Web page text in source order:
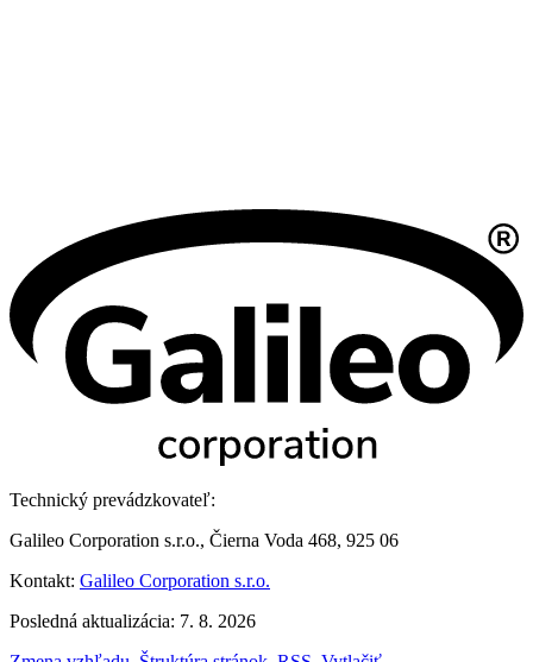
Technický prevádzkovateľ:
Galileo Corporation s.r.o., Čierna Voda 468, 925 06
Kontakt: Galileo Corporation s.r.o.
Posledná aktualizácia: 7. 8. 2026